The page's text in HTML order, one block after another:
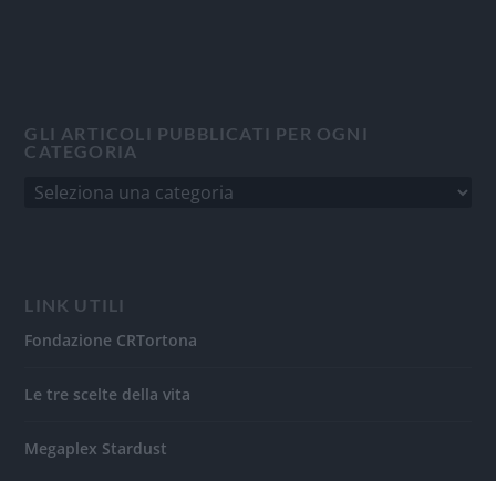
GLI ARTICOLI PUBBLICATI PER OGNI
CATEGORIA
LINK UTILI
Fondazione CRTortona
Le tre scelte della vita
Megaplex Stardust